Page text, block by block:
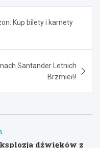
Kup bilety i karnety
Santander Letnich
Brzmień!
dźwięków z